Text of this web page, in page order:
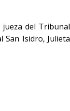
del Tribunal
San Isidro, Julieta